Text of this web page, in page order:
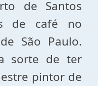
de Santos
de café no
São Paulo.
sorte de ter
pintor de